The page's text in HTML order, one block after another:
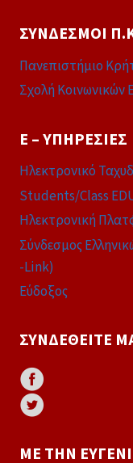
ΣΎΝΔΕΣΜΟΙ
Πανεπιστήμιο
Σχολή Κοινωνικών
E – ΥΠΗΡΕΣΊΕΣ
Ηλεκτρονικό
Students/Class
Ηλεκτρονική
Σύνδεσμος
-Link)
Εύδοξος
ΣΥΝΔΕΘΕΊΤΕ
ΜΕ ΤΗΝ